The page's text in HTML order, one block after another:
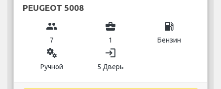
PEUGEOT 5008
group
7
business_center
1
local_gas_station
Бензин
miscellaneous_services
Ручной
login
5 Дверь